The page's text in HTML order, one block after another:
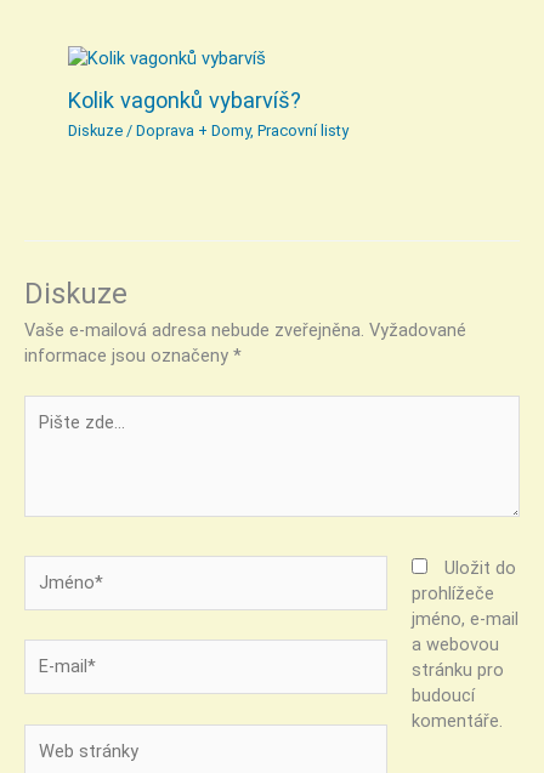
Kolik vagonků vybarvíš?
Diskuze /Doprava + Domy,Pracovní listy
Diskuze
Vaše e-mailová adresa nebude zveřejněna. Vyžadované
informace jsou označeny *
zde…
mail*
stránky
Uložit do
prohlížeče
jméno, e-mail
a webovou
stránku pro
budoucí
komentáře.